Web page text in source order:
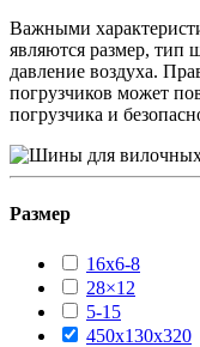
Важными
являются размер, тип
давление воздуха.
погрузчиков может
погрузчика и
Размер
16х6-8
28×12
5-15
450х130х320